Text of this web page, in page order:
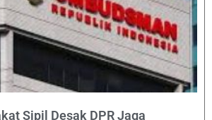
Sipil Desak DPR Jaga